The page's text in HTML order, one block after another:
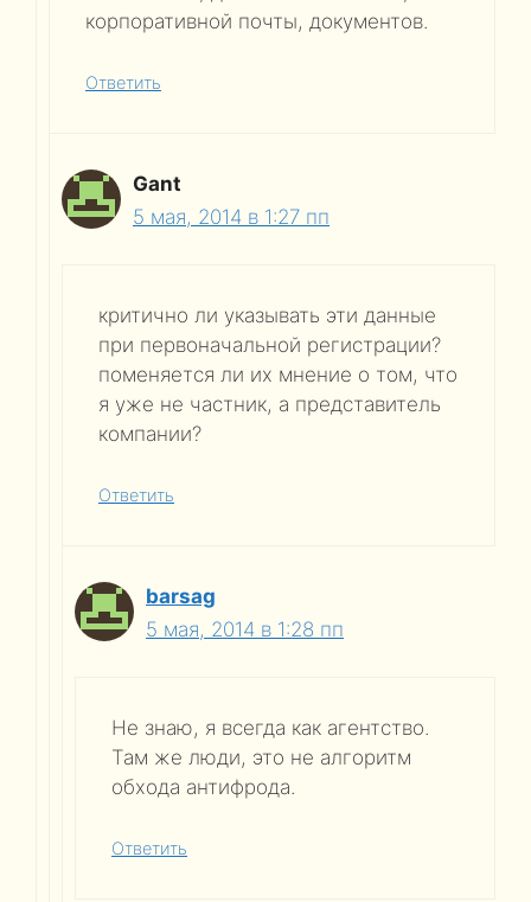
корпоративной почты, документов.
Ответить
Gant
5 мая, 2014 в 1:27 пп
критично ли указывать эти данные
при первоначальной регистрации?
поменяется ли их мнение о том, что
я уже не частник, а представитель
компании?
Ответить
barsag
5 мая, 2014 в 1:28 пп
Не знаю, я всегда как агентство.
Там же люди, это не алгоритм
обхода антифрода.
Ответить